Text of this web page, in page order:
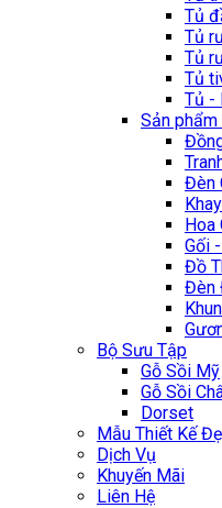
Tủ
Tủ
Tủ
Tủ
Tủ -
Sản
Đèn
Hoa
Gối
Đồ
Đèn
Bộ Sưu Tập
Gỗ Sồi Mỹ
Gỗ Sồi
Dorset
Mẫu Thiết Kế
Dịch Vụ
Khuyến Mãi
Liên Hệ